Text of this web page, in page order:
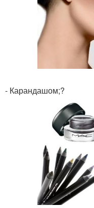
- Карандашом;?